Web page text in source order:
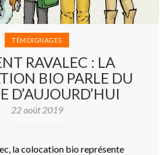
TÉMOIGNAGES
RAVALEC : LA
BIO PARLE DU
D’AUJOURD’HUI
22 août 2019
la colocation bio représente